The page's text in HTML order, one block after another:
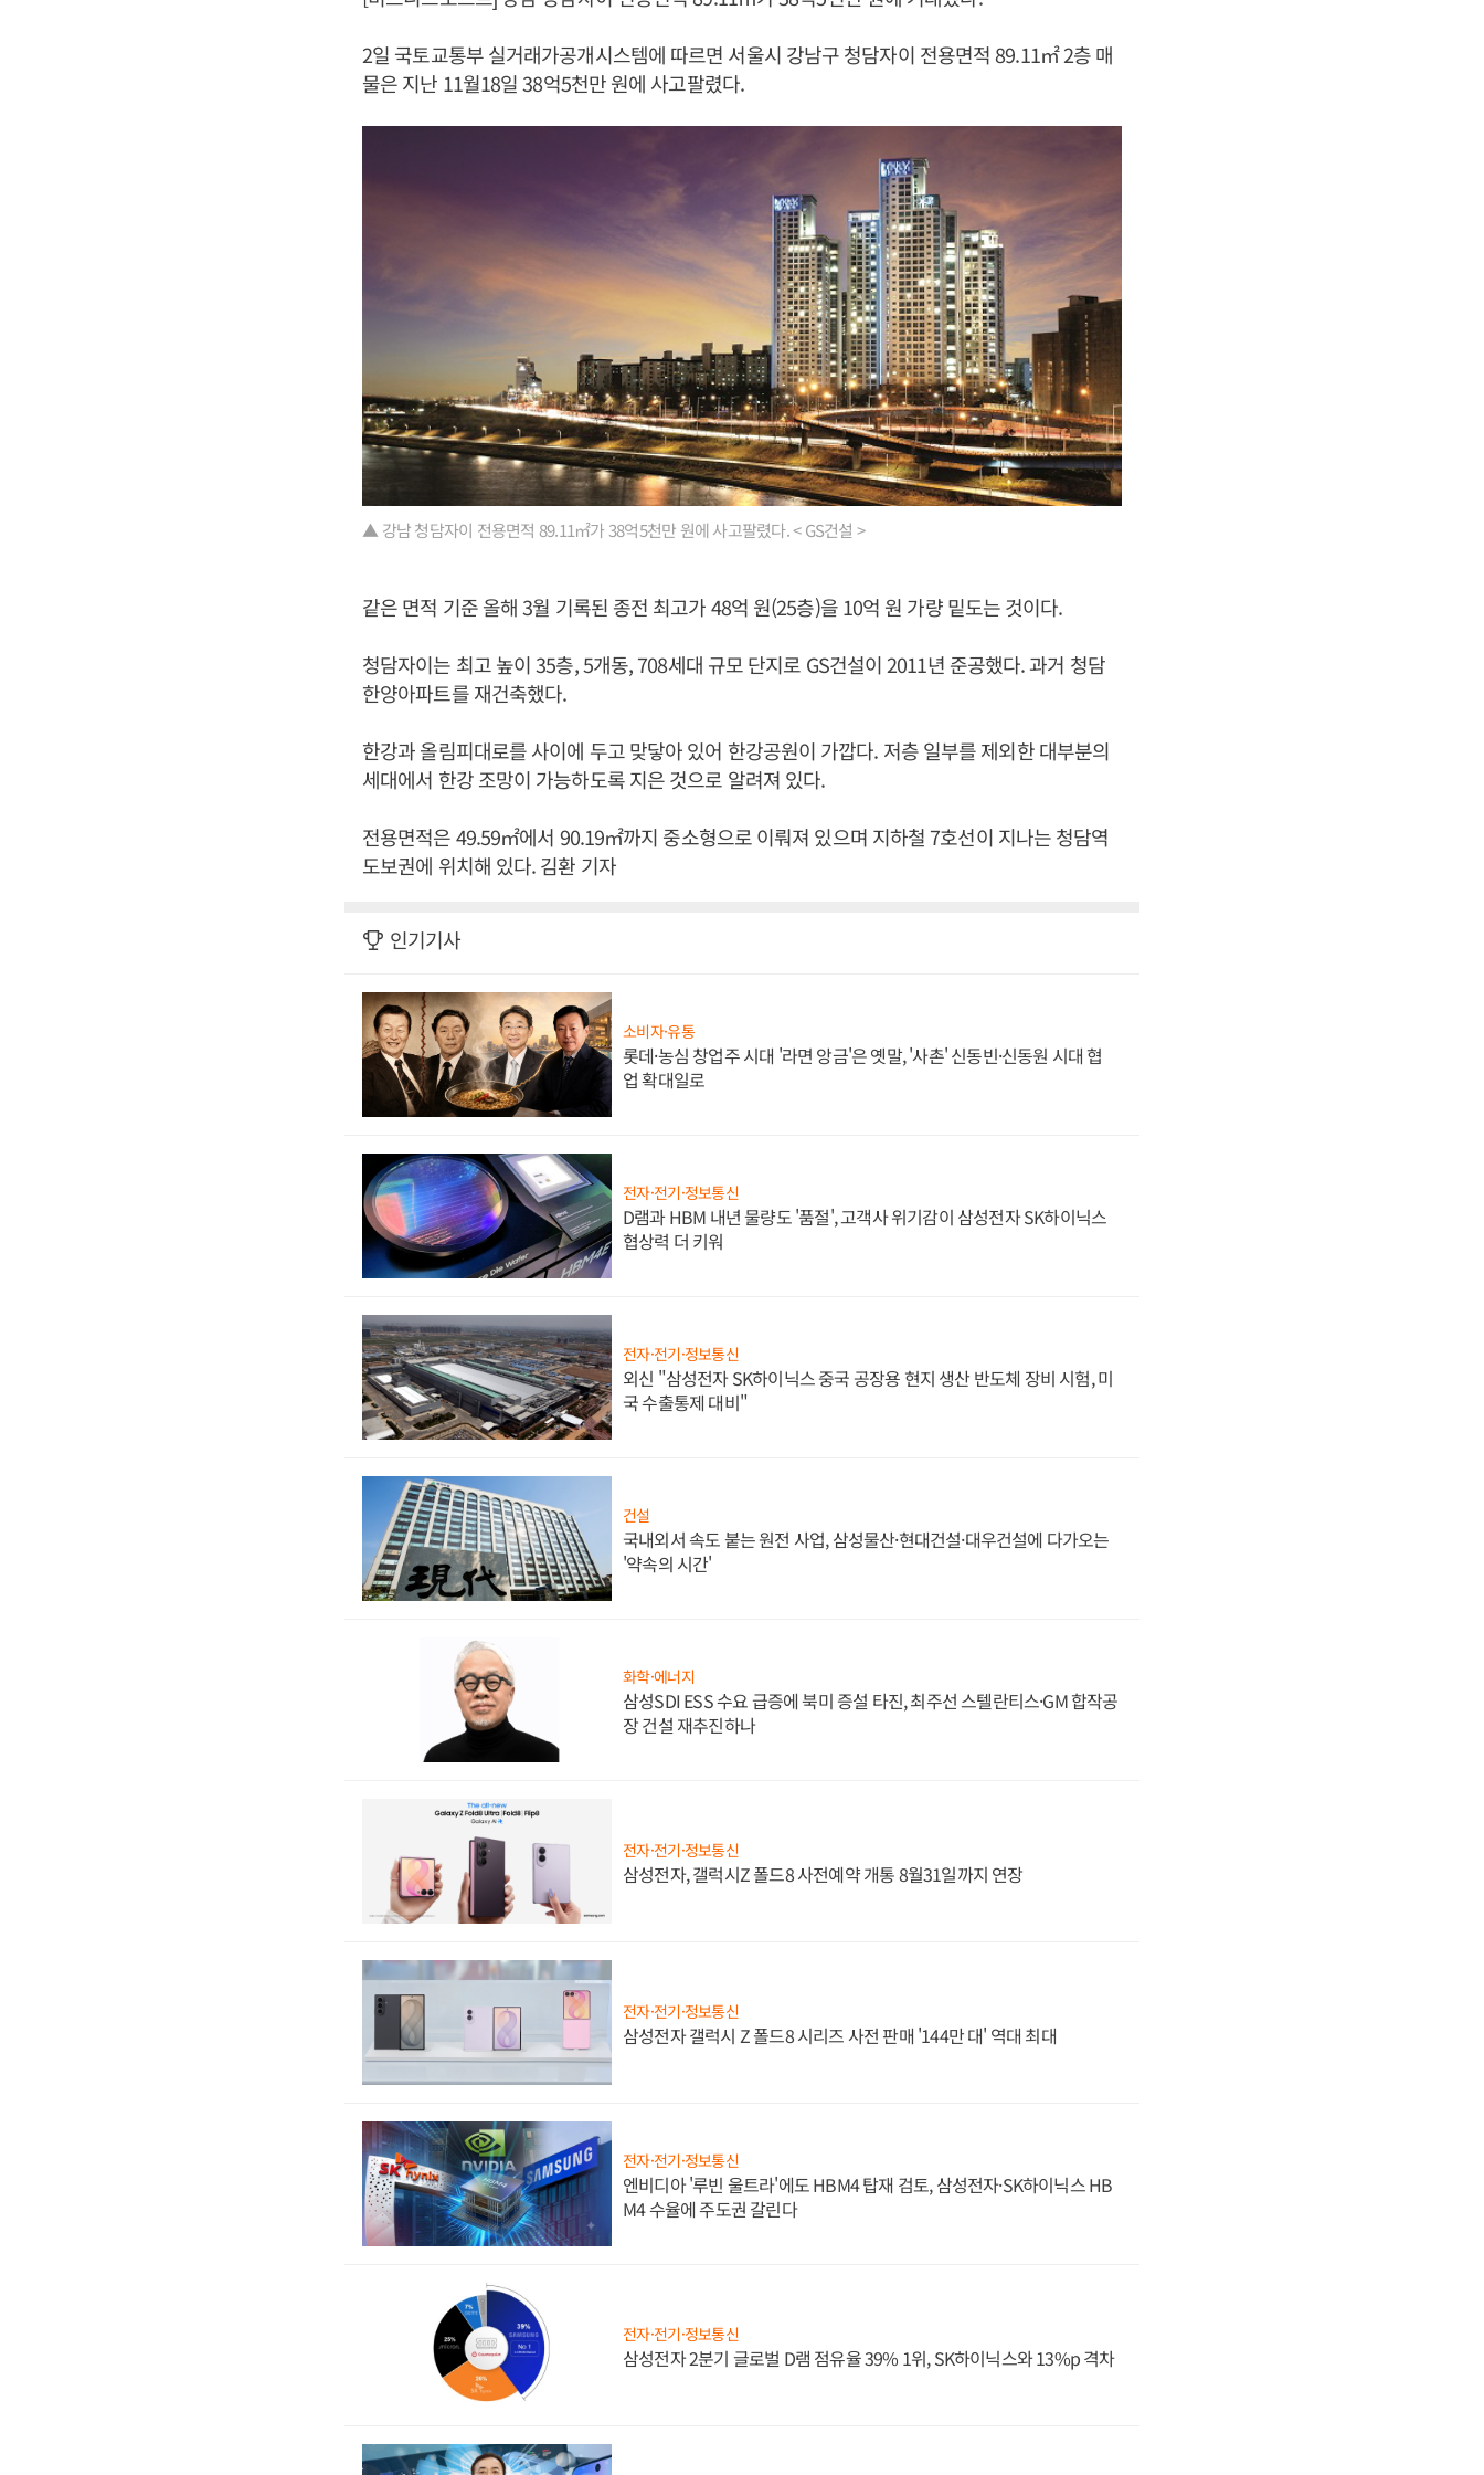
2일 국토교통부 실거래가공개시스템에 따르면 서울시 강남구 청담자이 전용면적 89.11㎡ 2층 매
물은 지난 11월18일 38억5천만 원에 사고팔렸다.
▲ 강남 청담자이 전용면적 89.11㎡가 38억5천만 원에 사고팔렸다. < GS건설 >
같은 면적 기준 올해 3월 기록된 종전 최고가 48억 원(25층)을 10억 원 가량 밑도는 것이다.
청담자이는 최고 높이 35층, 5개동, 708세대 규모 단지로 GS건설이 2011년 준공했다. 과거 청담
한양아파트를 재건축했다.
한강과 올림피대로를 사이에 두고 맞닿아 있어 한강공원이 가깝다. 저층 일부를 제외한 대부분의
세대에서 한강 조망이 가능하도록 지은 것으로 알려져 있다.
전용면적은 49.59㎡에서 90.19㎡까지 중소형으로 이뤄져 있으며 지하철 7호선이 지나는 청담역
도보권에 위치해 있다. 김환 기자
인기기사
소비자·유통
롯데·농심 창업주 시대 '라면 앙금'은 옛말, '사촌' 신동빈·신동원 시대 협
업 확대일로
전자·전기·정보통신
D램과 HBM 내년 물량도 '품절', 고객사 위기감이 삼성전자 SK하이닉스
협상력 더 키워
전자·전기·정보통신
외신 "삼성전자 SK하이닉스 중국 공장용 현지 생산 반도체 장비 시험, 미
국 수출통제 대비"
건설
국내외서 속도 붙는 원전 사업, 삼성물산·현대건설·대우건설에 다가오는
'약속의 시간'
화학·에너지
삼성SDI ESS 수요 급증에 북미 증설 타진, 최주선 스텔란티스·GM 합작공
장 건설 재추진하나
전자·전기·정보통신
삼성전자, 갤럭시Z 폴드8 사전예약 개통 8월31일까지 연장
전자·전기·정보통신
삼성전자 갤럭시 Z 폴드8 시리즈 사전 판매 '144만 대' 역대 최대
전자·전기·정보통신
엔비디아 '루빈 울트라'에도 HBM4 탑재 검토, 삼성전자·SK하이닉스 HB
M4 수율에 주도권 갈린다
전자·전기·정보통신
삼성전자 2분기 글로벌 D램 점유율 39% 1위, SK하이닉스와 13%p 격차